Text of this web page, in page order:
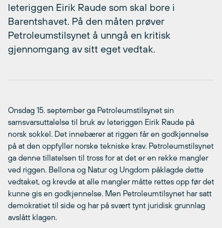
leteriggen Eirik Raude som skal bore i
Barentshavet. På den måten prøver
Petroleumstilsynet å unngå en kritisk
gjennomgang av sitt eget vedtak.
Onsdag 15. september ga Petroleumstilsynet sin
samsvarsuttalelse til bruk av leteriggen Eirik Raude på
norsk sokkel. Det innebærer at riggen får en godkjennelse
på at den oppfyller norske tekniske krav. Petroleumstilsynet
ga denne tillatelsen til tross for at det er en rekke mangler
ved riggen. Bellona og Natur og Ungdom påklagde dette
vedtaket, og krevde at alle mangler måtte rettes opp før det
kunne gis en godkjennelse. Men Petroleumtilsynet har satt
demokratiet til side og har på svært tynt juridisk grunnlag
avslått klagen.